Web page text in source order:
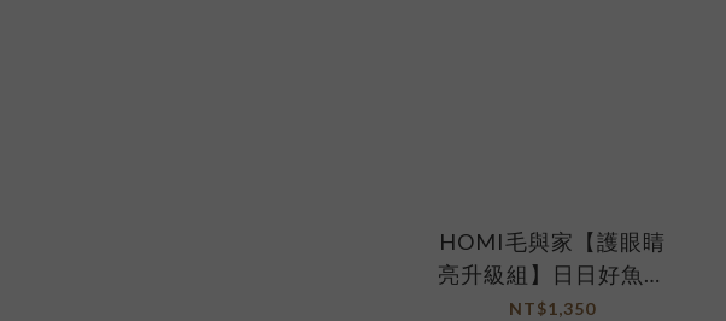
HOMI毛與家【護眼睛
亮升級組】日日好魚油
+晶亮眼
NT$1,350